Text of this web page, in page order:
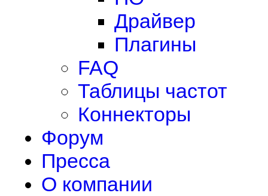
Драйвер
Плагины
FAQ
Таблицы частот
Коннекторы
Форум
Пресса
О компании